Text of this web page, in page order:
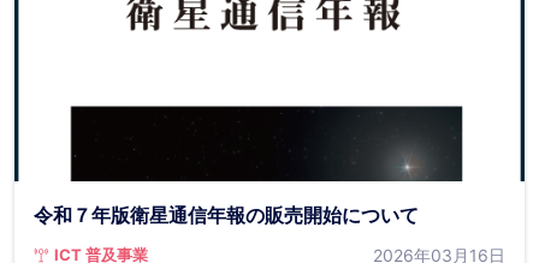
令和７年版衛星通信年報の販売開始について
ICT 普及事業 2026年03月16日